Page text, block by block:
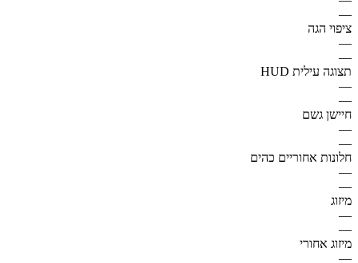
—
ציפוי הגה
—
—
תצוגה עילית HUD
—
—
חיישן גשם
—
—
חלונות אחוריים כהים
—
—
מיזוג
—
—
מיזוג אחורי
—